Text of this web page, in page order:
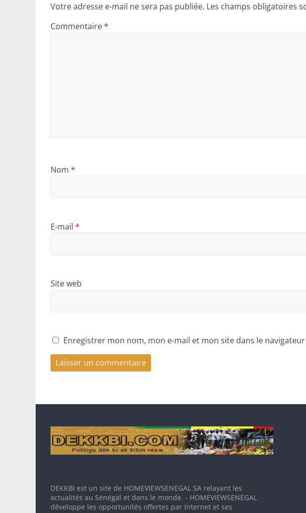
Votre adresse e-mail ne sera pas publiée. Les champs obligatoires
Commentaire*
Nom *
E-mail *
Site web
Enregistrer mon nom, mon e-mail et mon site dans le
DEKKBI est un site de HOMEVIEWSENEGAL SA relayant les
actualités au Sénégal et dans le monde. - HOMEVIEWSENEGAL
développe les opportunités offertes par Internet et ses